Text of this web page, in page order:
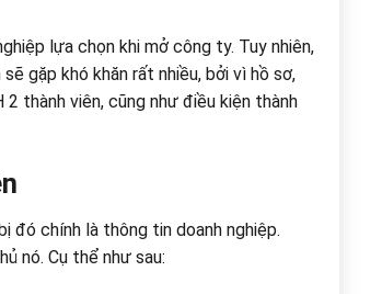
lựa chọn khi mở công ty. Tuy nhiên,
gặp khó khăn rất nhiều, bởi vì hồ sơ,
thành viên, cũng như điều kiện thành
đó chính là thông tin doanh nghiệp.
nó. Cụ thể như sau: